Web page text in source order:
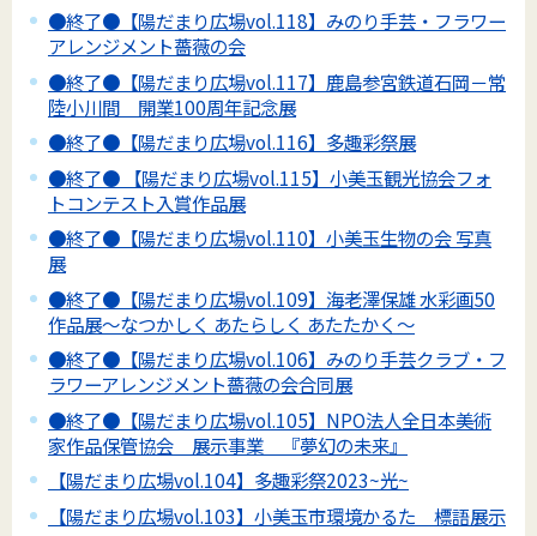
●終了●【陽だまり広場vol.118】みのり手芸・フラワー
アレンジメント薔薇の会
●終了●【陽だまり広場vol.117】鹿島参宮鉄道石岡－常
陸小川間 開業100周年記念展
●終了●【陽だまり広場vol.116】多趣彩祭展
●終了● 【陽だまり広場vol.115】小美玉観光協会フォ
トコンテスト入賞作品展
●終了●【陽だまり広場vol.110】小美玉生物の会 写真
展
●終了●【陽だまり広場vol.109】海老澤保雄 水彩画50
作品展～なつかしく あたらしく あたたかく～
●終了●【陽だまり広場vol.106】みのり手芸クラブ・フ
ラワーアレンジメント薔薇の会合同展
●終了●【陽だまり広場vol.105】NPO法人全日本美術
家作品保管協会 展示事業 『夢幻の未来』
【陽だまり広場vol.104】多趣彩祭2023~光~
【陽だまり広場vol.103】小美玉市環境かるた 標語展示